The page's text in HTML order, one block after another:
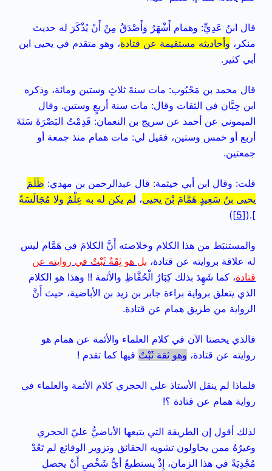
قال ابنُ عَدِيٍّ: وهمام أَشْهَرُ وَأَصْدَقُ مِنْ أَنْ يُذْكَرَ له حديث
منكر، وأحاديثه مستقيمة عن قتادة، وهو متقدم في يحيى ابن
أبي كثير.
قال محمد بن مَحْبُوب: مات سنةَ ثلاثٍ وستين ومائة، وذكره
ابن حِبَّان في الثقات وقال: مات سنة أربعٍ وستين. وقال
الميموني عن أحمد عن سريج بن النعمان: قَدِمْتُ البَصْرَةَ سَنَةَ
أربع أو خمس وستين، فقيل لي: مات همام منذ جمعة أو
جمعتين.
قلت: وقال ابن أبي خيثمة: قال عبدالرحمن بن مهدي: ظَلَمَ
يحيى بنُ سَعِيدٍ هَمَّامَ بْنَ يحيى، لم يكن له به عِلْمٌ ولا مُجَالَسَةٌ
].(
[5]
)
والمستنبَط من هذا الكلام وخلاصته أَنَّ الكلامَ في هَمَّام ليس
له علاقة بروايته عن قتادة، بل هو ثِقَةٌ ثَبْتٌ في روايته عن
قتادة، كما شَهِدَ بذلك كِبَارُ الْحُفَّاظِ والأئمة !! وهذا هو الكلام
الذي يتعلق برواية براءة جابر بن زيد بن الأباضية، حيث أَنَّ
الرواية من طريق همام عن قتادة.
فالذي يخصنا الآن في كلام العلماء والأئمة عن همام هو
روايته عن قتادة، وهو ثقة ثَبْتٌ فيها كما تقدم !
فلماذا لم ينقل الأستاذ علي الحجري كلام الأئمة والعلماء في
رواية همام عن قتادة ؟!
لذلك أقول إن الطريقة التي يتبعها الأباضيُّ عليّ الحجري
وغيرُهُ ممن يحاولون تشويه الحقائق وتزوير الوقائع لم تَعُدْ
مُجْدِيَةً في هذا الزمان، إِذْ يستطيعُ أيُّ شَخْصٍ أَنْ يحصل